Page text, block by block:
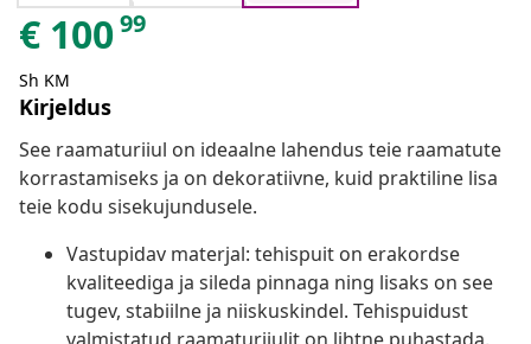
€ 10099
Sh KM
Kirjeldus
See raamaturiiul on ideaalne lahendus teie raamatute
korrastamiseks ja on dekoratiivne, kuid praktiline lisa
teie kodu sisekujundusele.
Vastupidav materjal: tehispuit on erakordse
kvaliteediga ja sileda pinnaga ning lisaks on see
tugev, stabiilne ja niiskuskindel. Tehispuidust